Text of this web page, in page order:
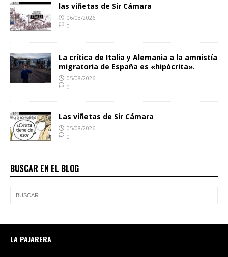
las viñetas de Sir Cámara
06/08/2026
0
La crítica de Italia y Alemania a la amnistía
migratoria de España es «hipócrita».
05/08/2026
0
Las viñetas de Sir Cámara
05/08/2026
0
BUSCAR EN EL BLOG
LA PAJARERA